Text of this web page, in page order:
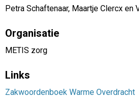
Petra Schaftenaar, Maartje Clercx en
Organisatie
METIS zorg
Links
Zakwoordenboek Warme Overdracht